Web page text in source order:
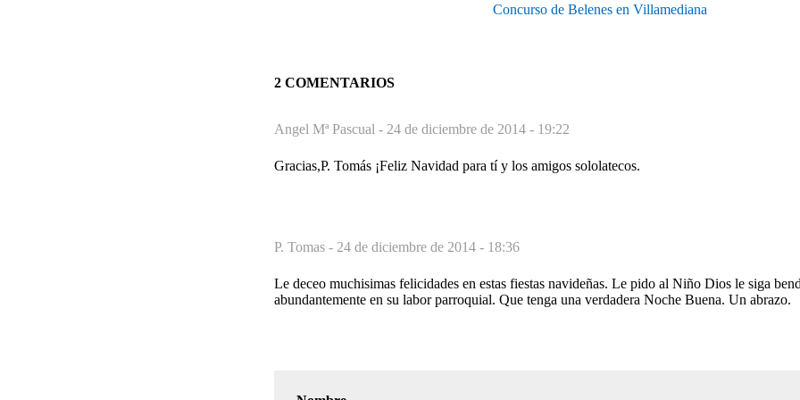
Concurso de Belenes en Villamediana
2 COMENTARIOS
Angel Mª Pascual - 24 de diciembre de 2014 - 19:22
Gracias,P. Tomás ¡Feliz Navidad para tí y los amigos sololatecos.
P. Tomas - 24 de diciembre de 2014 - 18:36
Le deceo muchisimas felicidades en estas fiestas navideñas. Le pido al Niño Dios le siga
abundantemente en su labor parroquial. Que tenga una verdadera Noche Buena. Un abrazo.